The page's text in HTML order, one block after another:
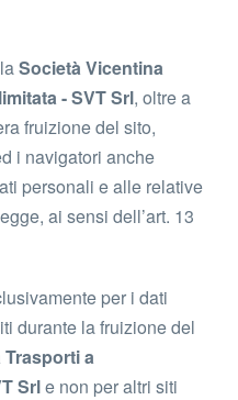
Società Vicentina
- SVT Srl, oltre a
fruizione del sito,
i navigatori anche
personali e alle relative
ai sensi dell’art. 13
per i dati
durante la fruizione del
a
Srle non per altri siti